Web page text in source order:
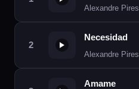
Alexandre Pires
Necesidad
Alexandre Pires
Amame